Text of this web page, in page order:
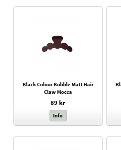
Black Colour Bubble Matt Hair
Claw Mocca
89 kr
Info